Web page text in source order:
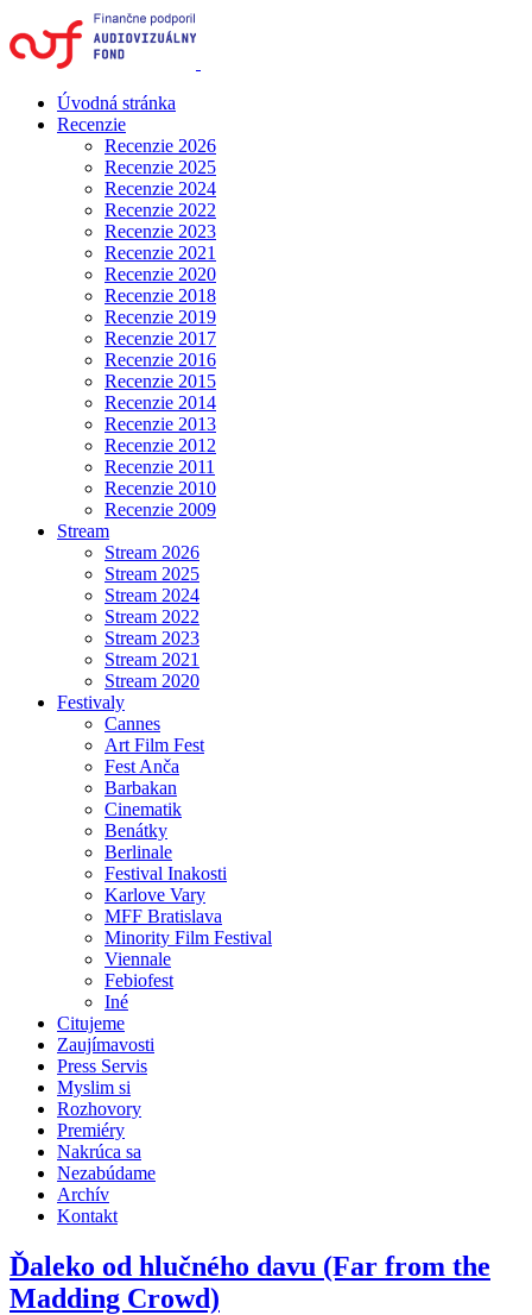
Úvodná stránka
Recenzie
Recenzie 2026
Recenzie 2025
Recenzie 2024
Recenzie 2022
Recenzie 2023
Recenzie 2021
Recenzie 2020
Recenzie 2018
Recenzie 2019
Recenzie 2017
Recenzie 2016
Recenzie 2015
Recenzie 2014
Recenzie 2013
Recenzie 2012
Recenzie 2011
Recenzie 2010
Recenzie 2009
Stream
Stream 2026
Stream 2025
Stream 2024
Stream 2022
Stream 2023
Stream 2021
Stream 2020
Festivaly
Cannes
Art Film Fest
Fest Anča
Barbakan
Cinematik
Benátky
Berlinale
Festival Inakosti
Karlove Vary
MFF Bratislava
Minority Film Festival
Viennale
Febiofest
Iné
Citujeme
Zaujímavosti
Press Servis
Myslim si
Rozhovory
Premiéry
Nakrúca sa
Nezabúdame
Archív
Kontakt
Ďaleko od hlučného davu (Far from the
Madding Crowd)